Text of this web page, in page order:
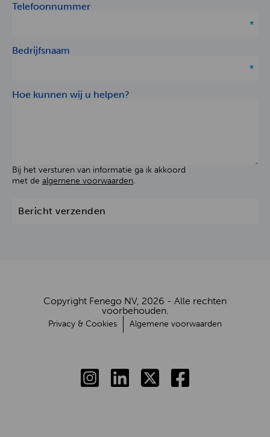
Telefoonnummer
Bedrijfsnaam
Hoe kunnen wij u helpen?
Bij het versturen van informatie ga ik akkoord
met de algemene voorwaarden.
Bericht verzenden
Copyright Fenego NV, 2026 - Alle rechten
voorbehouden.
Privacy & Cookies Algemene voorwaarden